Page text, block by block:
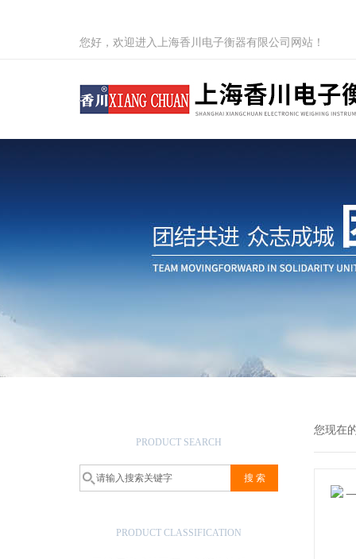
您好，欢迎进入上海香川电子衡器有限公司网站！
PRODUCT SEARCH
PRODUCT CLASSIFICATION
您现在